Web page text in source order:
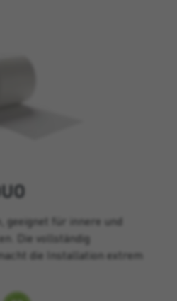
geeignet für innere und
Die vollständig
die Installation extrem